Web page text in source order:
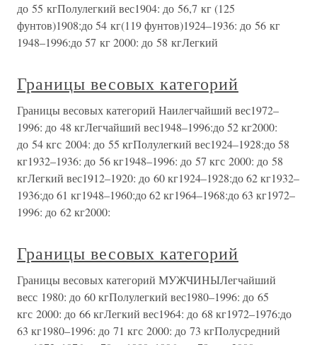
до 55 кгПолулегкий вес1904: до 56,7 кг (125
фунтов)1908:до 54 кг(119 фунтов)1924–1936: до 56 кг
1948–1996:до 57 кг 2000: до 58 кгЛегкий
Границы весовых категорий
Границы весовых категорий Наилегчайший вес1972–
1996: до 48 кгЛегчайший вес1948–1996:до 52 кг2000:
до 54 кгс 2004: до 55 кгПолулегкий вес1924–1928:до 58
кг1932–1936: до 56 кг1948–1996: до 57 кгс 2000: до 58
кгЛегкий вес1912–1920: до 60 кг1924–1928:до 62 кг1932–
1936:до 61 кг1948–1960:до 62 кг1964–1968:до 63 кг1972–
1996: до 62 кг2000:
Границы весовых категорий
Границы весовых категорий МУЖЧИНЫЛегчайший
весс 1980: до 60 кгПолулегкий вес1980–1996: до 65
кгс 2000: до 66 кгЛегкий вес1964: до 68 кг1972–1976:до
63 кг1980–1996: до 71 кгс 2000: до 73 кгПолусредний